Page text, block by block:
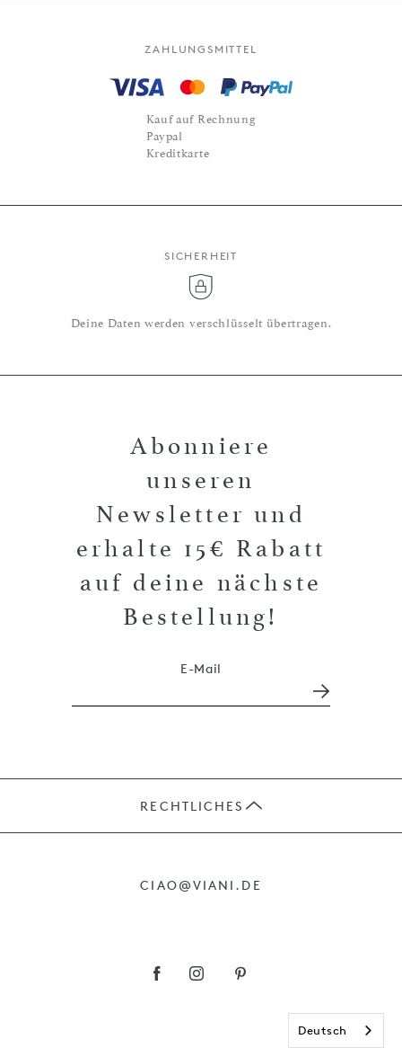
ZAHLUNGSMITTEL
Kauf auf Rechnung
Paypal
Kreditkarte
SICHERHEIT
Deine Daten werden verschlüsselt übertragen.
Abonniere
unseren
Newsletter und
erhalte 15€ Rabatt
auf deine nächste
Bestellung!
E-Mail
RECHTLICHES
CIAO@VIANI.DE
Deutsch